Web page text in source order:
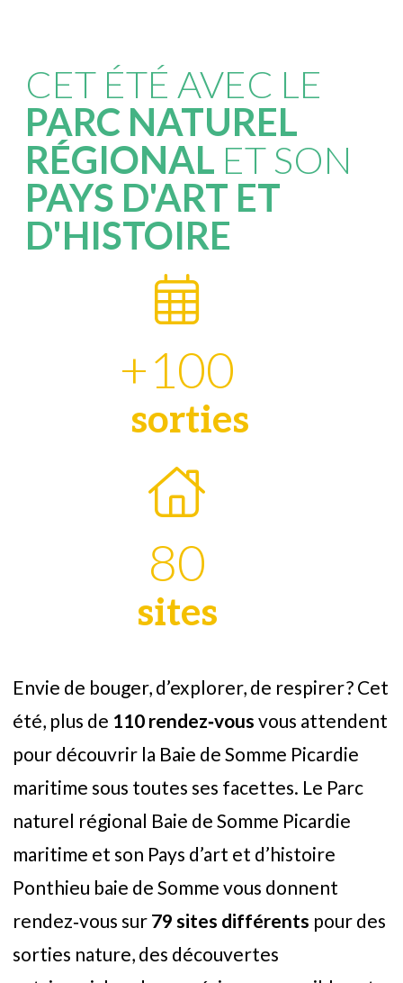
CET ÉTÉ AVEC LE
PARC NATUREL
RÉGIONAL ET SON
PAYS D'ART ET
D'HISTOIRE
+100
sorties
80
sites
Envie de bouger, d’explorer, de respirer ? Cet
été, plus de 110 rendez‑vous vous attendent
pour découvrir la Baie de Somme Picardie
maritime sous toutes ses facettes. Le Parc
naturel régional Baie de Somme Picardie
maritime et son Pays d’art et d’histoire
Ponthieu baie de Somme vous donnent
rendez‑vous sur 79 sites différents pour des
sorties nature, des découvertes